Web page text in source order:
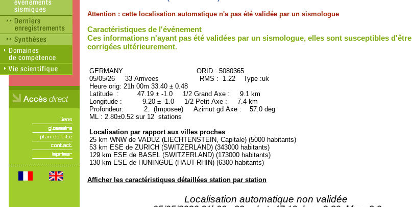
Attention : cette localisation automatique n'a pas été validée par un sismologue
Caractéristiques de l'événement
Ces informations n'ayant pas été validées par un sismologue, elles sont susceptibles d'être
corrigées ultérieurement.
GERMANY ORID : 5080365
05/05/26 33 Arrivees RMS : 1.22 Type :uk
Heure orig: 21h 00m 33.40 ± 0.48
Latitude : 47.19 ± -1.0 1/2 Grand Axe : 9.1 km
Longitude : 9.20 ± -1.0 1/2 Petit Axe : 7.4 km
Profondeur: 2. (Imposee) Azimut gd Axe : 57.0 deg
ML : 2.80±0.52 sur 12 stations
Localisation par rapport aux villes proches
25 km WNW de VADUZ (LIECHTENSTEIN, Capitale) (5000 habitants)
53 km ESE de ZURICH (SWITZERLAND) (343000 habitants)
129 km ESE de BASEL (SWITZERLAND) (173000 habitants)
130 km ESE de HUNINGUE (HAUT-RHIN) (6300 habitants)
Afficher les caractéristiques détaillées station par station
Localisation automatique non validée